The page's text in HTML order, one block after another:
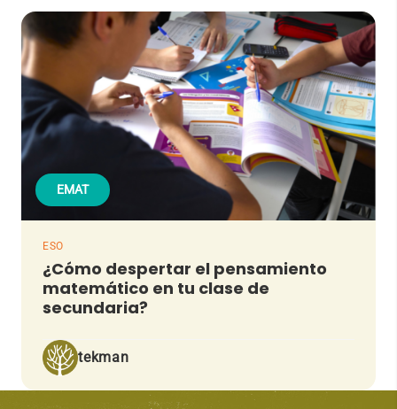
EMAT
ESO
¿Cómo despertar el pensamiento
matemático en tu clase de
secundaria?
tekman